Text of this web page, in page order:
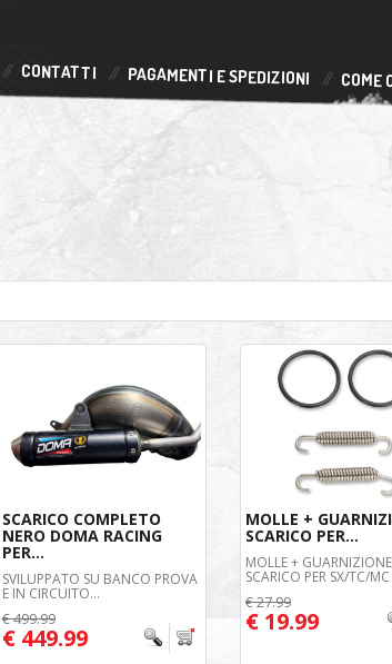
CONTATTI PAGAMENTI E SPEDIZIONI COME
SCARICO COMPLETO
NERO DOMA RACING
PER...
SVILUPPATO SU BANCO PROVA
E IN CIRCUITO...
€ 499.99
€ 449.99
MOLLE +
SCARICO PER...
MOLLE + GUARNIZIONE
SCARICO PER SX/TC/
€ 27.99
€ 19.99